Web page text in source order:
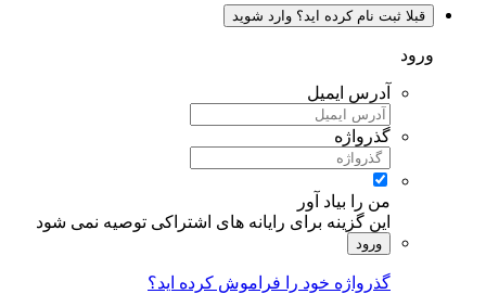
قبلا ثبت نام کرده اید؟ وارد شوید
ورود
آدرس ایمیل
گذرواژه
من را بیاد آور
این گزینه برای رایانه های اشتراکی توصیه نمی شود
ورود
گذرواژه خود را فراموش کرده اید؟